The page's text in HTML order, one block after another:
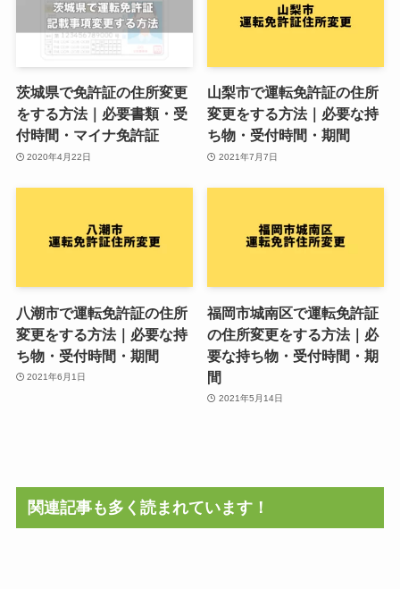
茨城県で免許証の住所変更
をする方法｜必要書類・受
付時間・マイナ免許証
2020年4月22日
山梨市で運転免許証の住所
変更をする方法｜必要な持
ち物・受付時間・期間
2021年7月7日
八潮市で運転免許証の住所
変更をする方法｜必要な持
ち物・受付時間・期間
2021年6月1日
福岡市城南区で運転免許証
の住所変更をする方法｜必
要な持ち物・受付時間・期
間
2021年5月14日
関連記事も多く読まれています！